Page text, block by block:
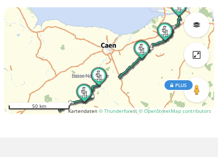
Kartendaten © Thunderforest © OpenStreetMap contributors
PLUS
50 km